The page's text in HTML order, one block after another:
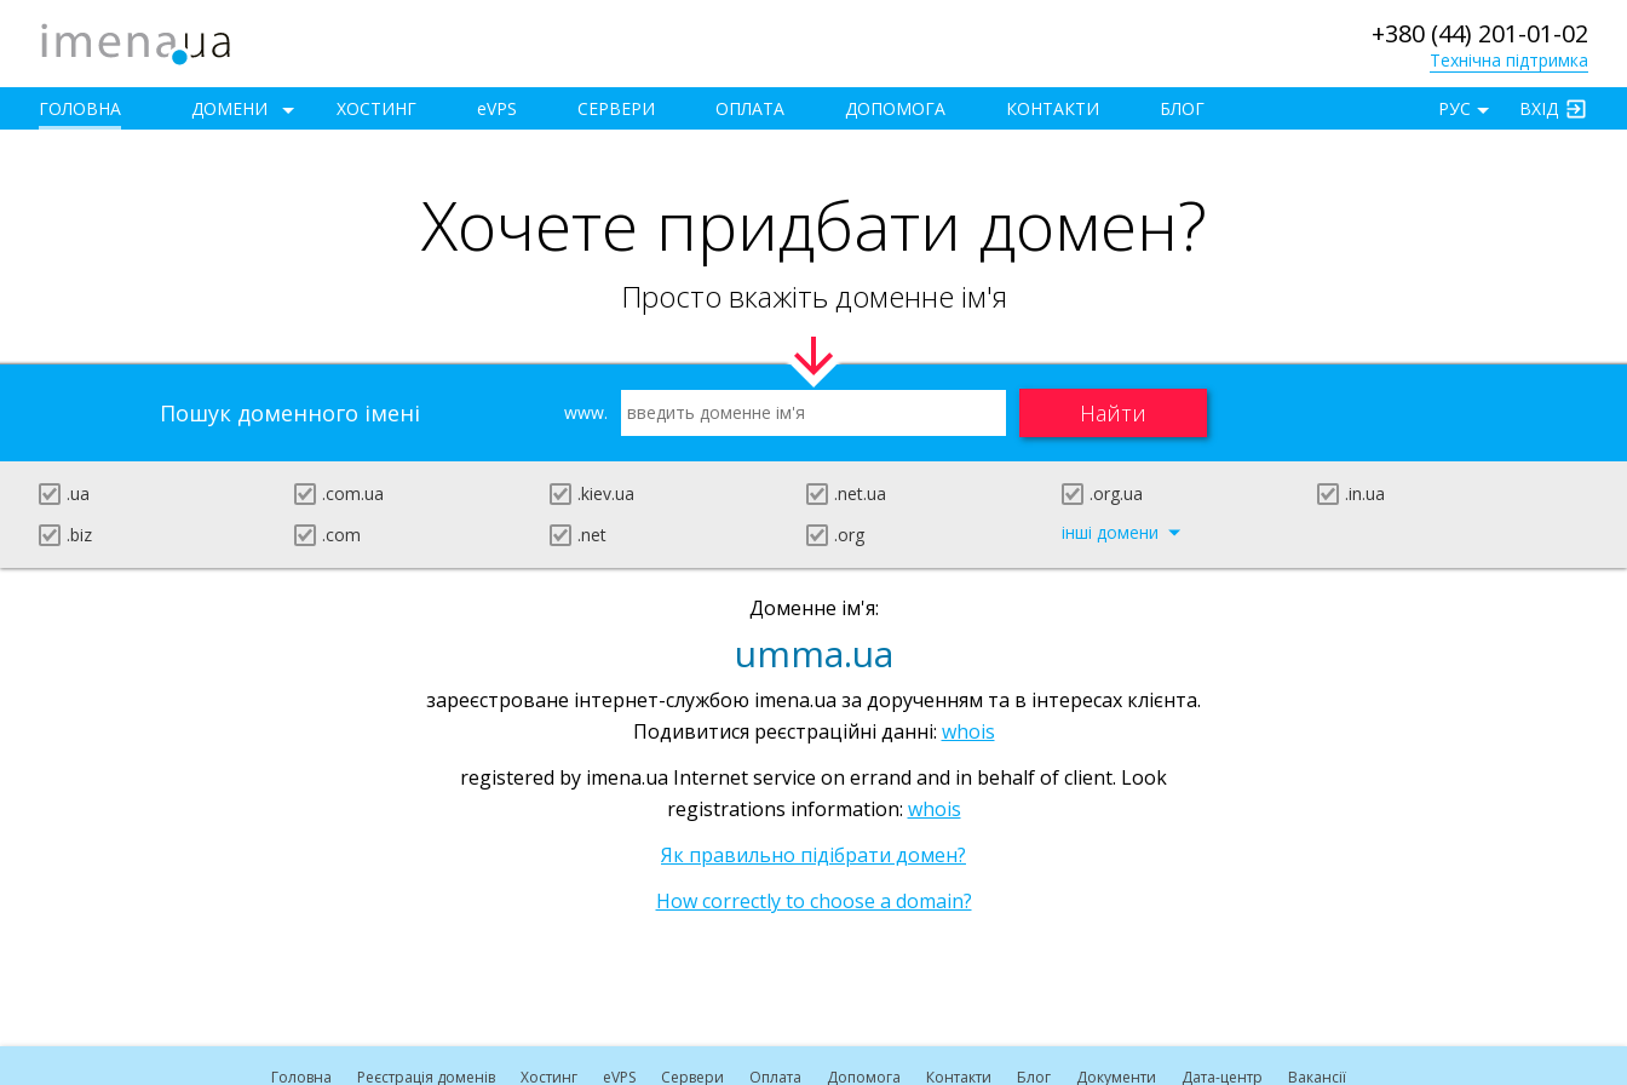
+380 (44) 201-01-02
Технічна підтримка
ГОЛОВНА ДОМЕНИ ХОСТИНГ eVPS СЕРВЕРИ ОПЛАТА ДОПОМОГА КОНТАКТИ БЛОГ ВХІД
РУС
Хочете придбати домен?
Просто вкажіть доменне ім'я
Пошук доменного імені www.
.ua .com.ua .kiev.ua .net.ua .org.ua
.in.ua
.biz
.com .net .org інші домени
Доменне ім'я:
umma.ua
зареєстроване інтернет-службою imena.ua за дорученням та в інтересах клієнта.
Подивитися реєстраційні данні: whois
registered by imena.ua Internet service on errand and in behalf of client. Look
registrations information: whois
Як правильно підібрати домен?
How correctly to choose a domain?
Головна Реєстрація доменів Хостинг eVPS Сервери Оплата Допомога Контакти Блог Документи Дата-центр Вакансії